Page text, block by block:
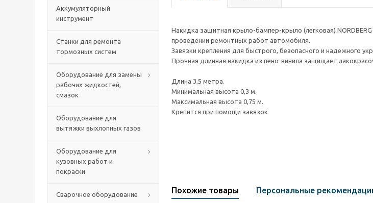
Аккумуляторный
инструмент
Станки для ремонта
тормозных систем
Оборудование для замены
рабочих жидкостей,
смазок
Оборудование для
вытяжки выхлопных газов
Оборудование для
кузовных работ и
покраски
Сварочное оборудование
Накидка защитная крыло-бампер-крыло (легковая)
проведении ремонтных работ автомобиля.
Завязки крепления для быстрого, безопасного и надежного
Прочная длинная накидка из пено-винила защищает
Длина 3,5 метра.
Минимальная высота 0,3 м.
Максимальная высота 0,75 м.
Крепится при помощи завязок
Похожие товары Персональные